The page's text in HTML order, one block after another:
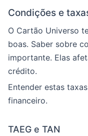
Condições e
O Cartão Universo
boas. Saber sobre
importante. Elas
crédito.
Entender estas
financeiro.
TAEG e TAN